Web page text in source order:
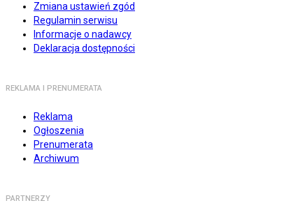
Zmiana ustawień zgód
Regulamin serwisu
Informacje o nadawcy
Deklaracja dostępności
REKLAMA I PRENUMERATA
Reklama
Ogłoszenia
Prenumerata
Archiwum
PARTNERZY